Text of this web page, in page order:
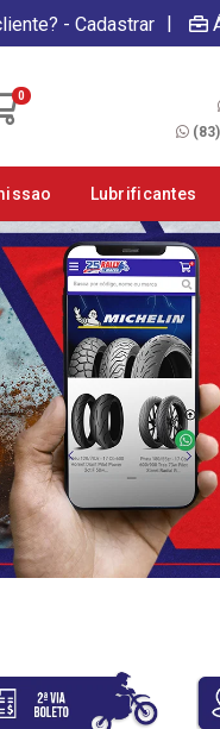
- Cadastrar |
0
Lubrificantes